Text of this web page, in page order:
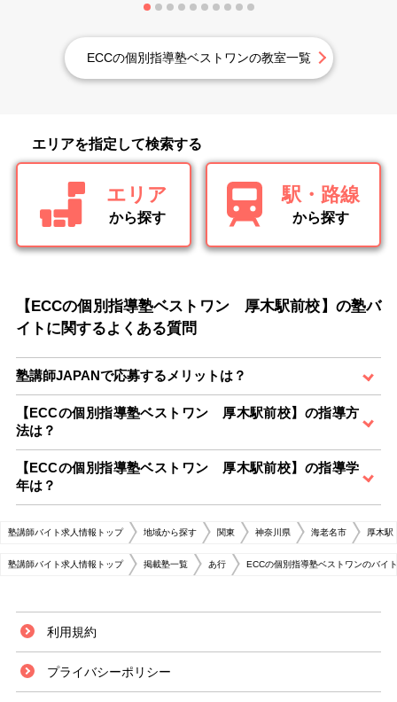
ECCの個別指導塾ベストワンの教室一覧
エリアを指定して検索する
エリア
から探す
駅・路線
から探す
【ECCの個別指導塾ベストワン 厚木駅前校】の塾バ
イトに関するよくある質問
塾講師JAPANで応募するメリットは？
【ECCの個別指導塾ベストワン 厚木駅前校】の指導方
法は？
【ECCの個別指導塾ベストワン 厚木駅前校】の指導学
年は？
塾講師バイト求人情報トップ 地域から探す 関東 神奈川県 海老名市 厚木駅
塾講師バイト求人情報トップ 掲載塾一覧 あ行 ECCの個別指導塾ベストワンのバイ
利用規約
プライバシーポリシー